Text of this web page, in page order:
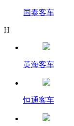
国泰客车
H
黄海客车
恒通客车